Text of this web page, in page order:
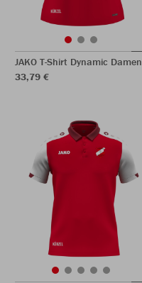
JAKO T-Shirt Dynamic Damen
33,79 €